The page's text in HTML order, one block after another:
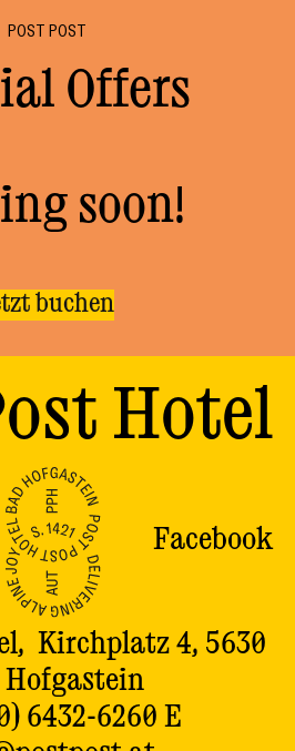
POST POST
Offers
soon!
buchen
Hotel
Facebook
Kirchplatz 4, 5630
Hofgastein
6432-6260 E